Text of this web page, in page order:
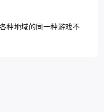
种地域的同一种游戏不